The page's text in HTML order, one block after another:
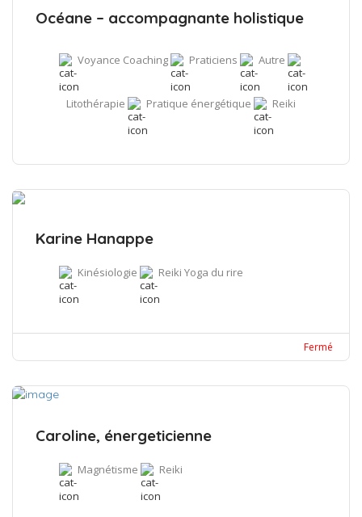
Océane – accompagnante holistique
Voyance Coaching Praticiens Autre
Litothérapie Pratique énergétique Reiki
Karine Hanappe
Kinésiologie Reiki Yoga du rire
Fermé
Caroline, énergeticienne
Magnétisme Reiki